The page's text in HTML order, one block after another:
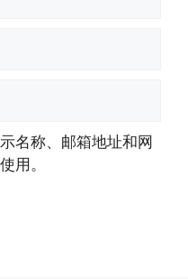
名称、邮箱地址和网
用。